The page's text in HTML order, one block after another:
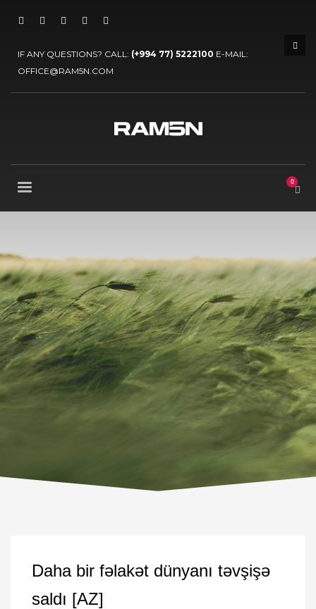
IF ANY QUESTIONS? CALL: (+994 77) 5222100 E-MAIL:
OFFICE@RAM5N.COM
Daha bir fəlakət dünyanı təvşişə
saldı [AZ]